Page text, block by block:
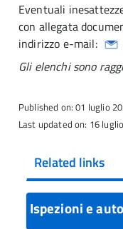
Eventuali
con allegata
indirizzo e-mail:
Gli elenchi sono
Published on: 01 luglio
Last updated on: 16
Related links
Ispezioni e